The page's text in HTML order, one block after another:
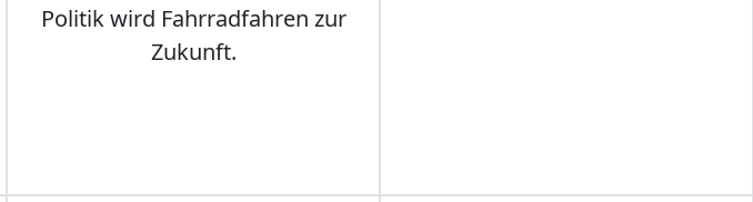
Politik wird Fahrradfahren zur
Zukunft.